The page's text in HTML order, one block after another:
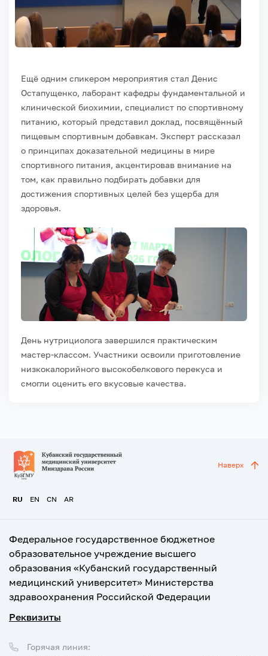
Ещё одним спикером мероприятия стал Денис
Остапущенко, лаборант кафедры фундаментальной и
клинической биохимии, специалист по спортивному
питанию, который представил доклад, посвящённый
пищевым спортивным добавкам. Эксперт рассказал
о принципах доказательной медицины в мире
спортивного питания, акцентировав внимание на
том, как правильно подбирать добавки для
достижения спортивных целей без ущерба для
здоровья.
День нутрициолога завершился практическим
мастер‑классом. Участники освоили приготовление
низкокалорийного высокобелкового перекуса и
смогли оценить его вкусовые качества.
RU EN CN AR
Наверх
Федеральное государственное бюджетное
образовательное учреждение высшего
образования «Кубанский государственный
медицинский университет» Министерства
здравоохранения Российской Федерации
Реквизиты
Горячая линия: